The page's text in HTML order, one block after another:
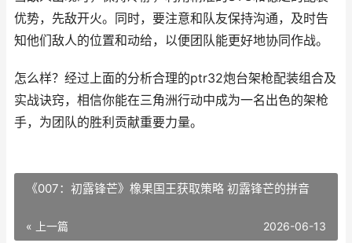
优势，先敌开火。同时，要注意和队友保持沟通，及时告
知他们敌人的位置和动给，以便团队能更好地协同作战。
怎么样？经过上面的分析合理的ptr32炮台架枪配装组合及
实战诀窍，相信你能在三角洲行动中成为一名出色的架枪
手，为团队的胜利贡献重要力量。
《007：初露锋芒》橡果国王获取策略 初露锋芒的拼音
« 上一篇 2026-06-13